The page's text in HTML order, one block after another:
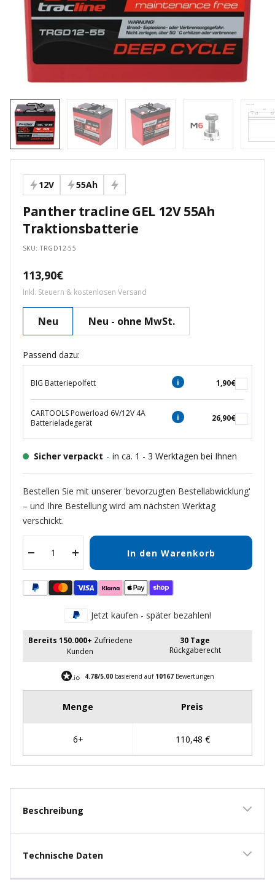
12V 55Ah
Panther tracline GEL 12V 55Ah
Traktionsbatterie
SKU:TRGD12-55
Angebotspreis
113,90€
Inkl. Steuern & kostenlosen Versand
Neu Neu - ohne MwSt.
Passend dazu:
BIG Batteriepolfett 1,90€
CARTOOLS Powerload 6V/12V 4A
Batterieladegerät
26,90€
Sicher verpackt - in ca. 1 - 3 Werktagen bei Ihnen
Bestellen Sie mit unserer 'bevorzugten Bestellabwicklung'
– und Ihre Bestellung wird am nächsten Werktag
verschickt.
Menge
verringern
Menge
erhöhen
In den Warenkorb
Jetzt kaufen - später bezahlen!
Bereits 150.000+ Zufriedene
Kunden
30 Tage
Rückgaberecht
4.78/5.00basierend auf 10167Bewertungen
Beschreibung
Technische Daten